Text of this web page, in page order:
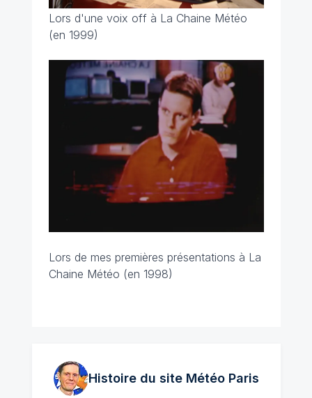
Lors d'une voix off à La Chaine Météo
(en 1999)
Lors de mes premières présentations à La
Chaine Météo (en 1998)
Histoire du site MétéoParis